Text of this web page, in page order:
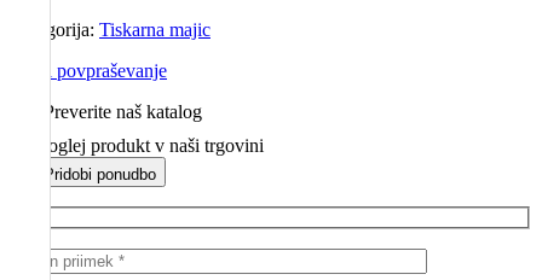
Kategorija: Tiskarna majic
Pošlji povpraševanje
Preverite naš katalog
Poglej produkt v naši trgovini
Pridobi ponudbo